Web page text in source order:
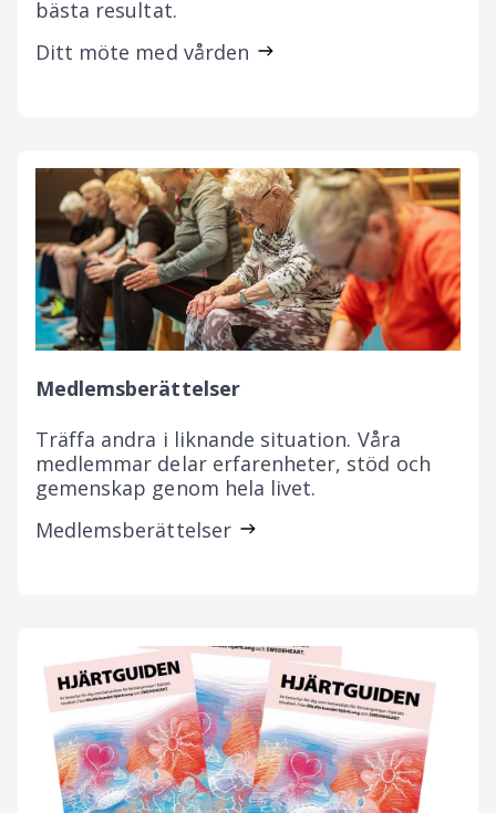
bästa resultat.
Ditt möte med vården
Medlemsberättelser
Träffa andra i liknande situation. Våra
medlemmar delar erfarenheter, stöd och
gemenskap genom hela livet.
Medlemsberättelser